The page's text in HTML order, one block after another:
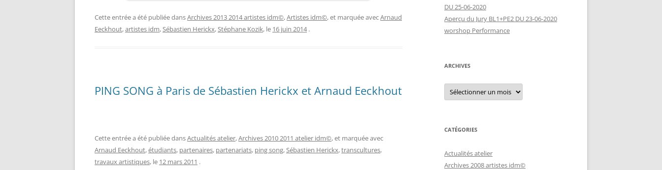
Cette entrée a été publiée dansArchives 2013 2014 artistes idm©,Artistes idm©, et marquée avecArnaud
Eeckhout,artistes idm,Sébastien Herickx,Stéphane Kozik, le 16 juin 2014 .
PING SONG à Paris de Sébastien Herickx et Arnaud Eeckhout
Cette entrée a été publiée dansActualités atelier,Archives 2010 2011 atelier idm©, et marquée avec
Arnaud Eeckhout,étudiants, partenaires, partenariats, ping song,Sébastien Herickx,transcultures,
travaux artistiques, le 12 mars 2011 .
DU 25-06-2020
Aperçu du Jury BL1+PE2 DU 23-06-2020
worshop Performance
ARCHIVES
Archives
CATÉGORIES
Actualités atelier
Archives 2008 artistes idm©